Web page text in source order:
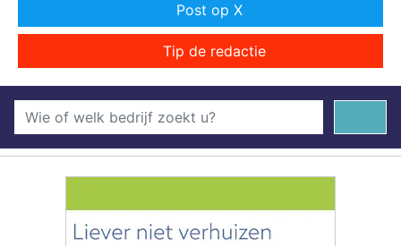
Post op X
Tip de redactie